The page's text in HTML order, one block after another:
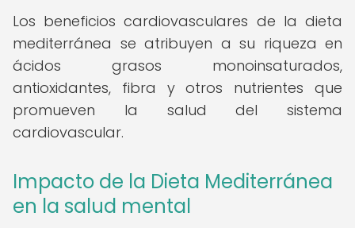
Los beneficios cardiovasculares de la dieta
mediterránea se atribuyen a su riqueza en
ácidos grasos monoinsaturados,
antioxidantes, fibra y otros nutrientes que
promueven la salud del sistema
cardiovascular.
Impacto de la Dieta Mediterránea
en la salud mental